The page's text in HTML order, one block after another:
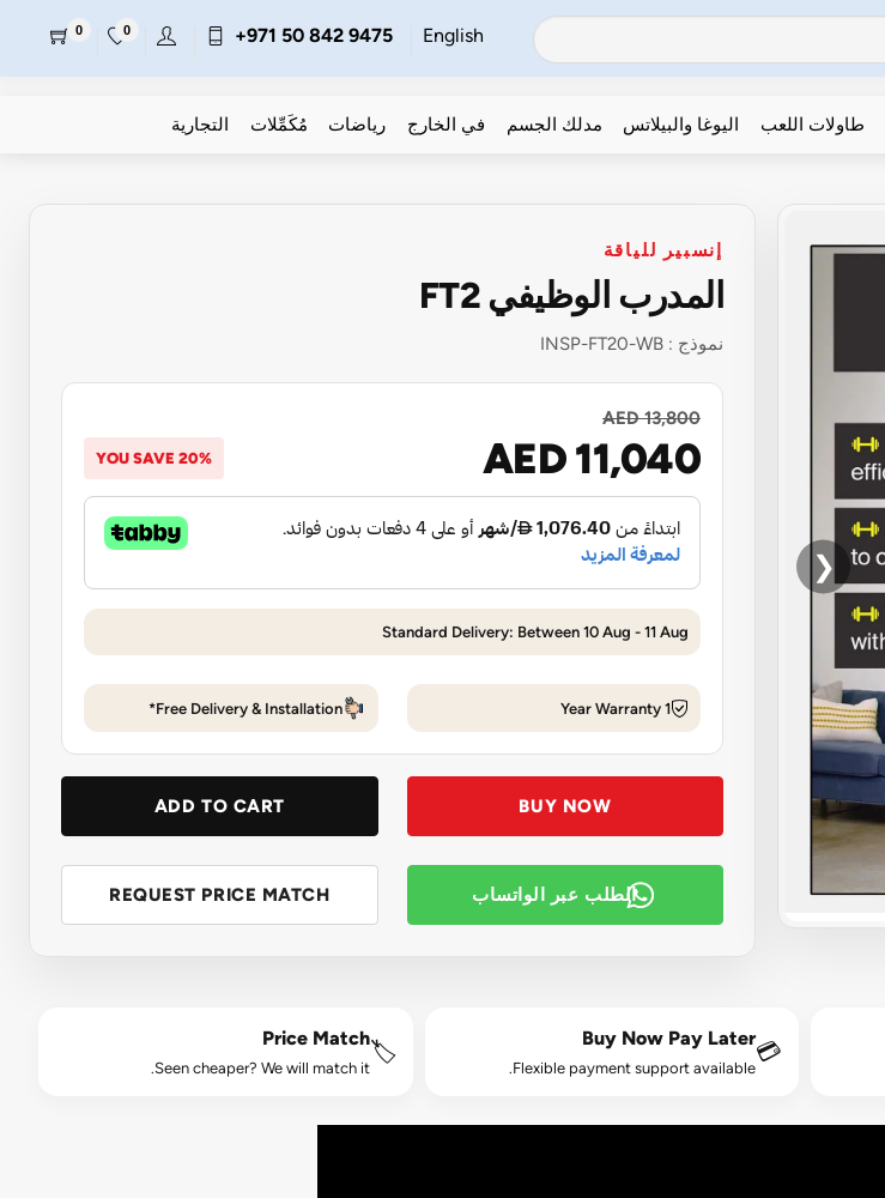
English
+971 50 842 9475
0
0
طاولات اللعب اليوغا والبيلاتس مدلك الجسم في الخارج رياضات مُكَمِّلات التجارية
❮
إنسبير للياقة
المدرب الوظيفي FT2
نموذج : INSP-FT20-WB
AED 13,800
AED 11,040
YOU SAVE 20%
Standard Delivery: Between 10 Aug - 11 Aug
1 Year Warranty
Free Delivery & Installation*
BUY NOW
ADD TO CART
الطلب عبر الواتساب REQUEST PRICE MATCH
💳
Buy Now Pay Later
Flexible payment support available.
🏷️
Price Match
Seen cheaper? We will match it.